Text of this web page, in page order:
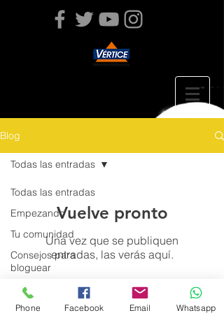
Blog
Todas las entradas
Empezando
Tu comunidad
Consejos para
bloguear
Todas las entradas
Vuelve pronto
Una vez que se publiquen
entradas, las verás aquí.
Phone Facebook Email Whatsapp